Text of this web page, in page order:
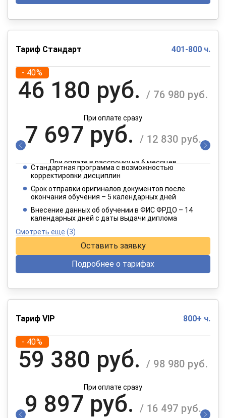
Тариф Стандарт 401-800 ч.
- 40%
46 180 руб. / 76 980 руб.
При оплате сразу
7 697 руб. / 12 830 руб.
При оплате в рассрочку на 6 месяцев
3 849 руб.
При оплате в рассрочку на 12 месяцев
Стандартная программа с возможностью
корректировки дисциплин
Срок отправки оригиналов документов после
окончания обучения – 5 календарных дней
Внесение данных об обучении в ФИС ФРДО – 14
календарных дней с даты выдачи диплома
Смотреть еще (3)
Оставить заявку
Подробнее о тарифах
Тариф VIP 800+ ч.
- 40%
59 380 руб. / 98 980 руб.
При оплате сразу
9 897 руб. / 16 497 руб.